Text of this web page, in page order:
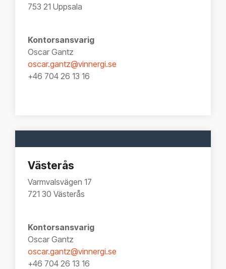
753 21 Uppsala
Kontorsansvarig
Oscar Gantz
oscar.gantz@vinnergi.se
+46 704 26 13 16
Västerås
Varmvalsvägen 17
721 30 Västerås
Kontorsansvarig
Oscar Gantz
oscar.gantz@vinnergi.se
+46 704 26 13 16